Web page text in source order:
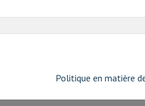
Politique en matière